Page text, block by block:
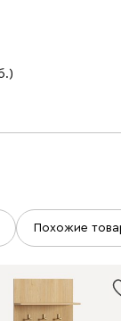
Похожие